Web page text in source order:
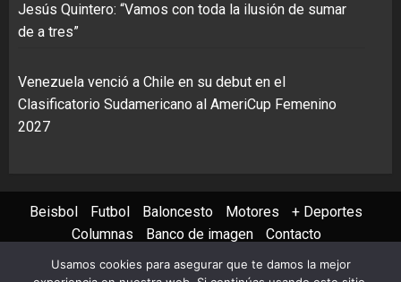
Jesús Quintero: “Vamos con toda la ilusión de sumar
de a tres”
Venezuela venció a Chile en su debut en el
Clasificatorio Sudamericano al AmeriCup Femenino
2027
Beisbol Futbol Baloncesto Motores
+ Deportes
Columnas
Banco de imagen Contacto
Instagram
X YoutubeFacebook
TikTok
Usamos cookies para asegurar que te damos la mejor